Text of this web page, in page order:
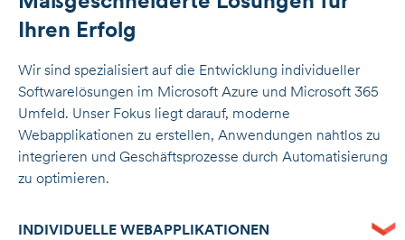
Ihren Erfolg
Wir sind spezialisiert auf die Entwicklung individueller
Softwarelösungen im Microsoft Azure und Microsoft 365
Umfeld. Unser Fokus liegt darauf, moderne
Webapplikationen zu erstellen, Anwendungen nahtlos zu
integrieren und Geschäftsprozesse durch Automatisierung
zu optimieren.
INDIVIDUELLE WEBAPPLIKATIONEN